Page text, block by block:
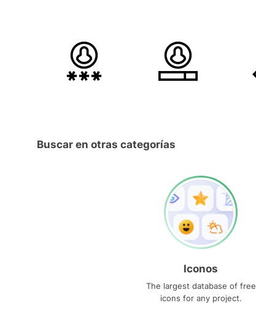
Buscar en otras categorías
Iconos
The largest database of free
icons for any project.